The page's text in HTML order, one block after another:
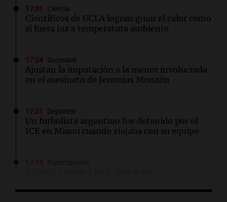
17:31 Ciencia
Científicos de UCLA logran guiar el calor como
si fuera luz a temperatura ambiente
17:24 Sociedad
Ajustan la imputación a la menor involucrada
en el asesinato de Jeremías Monzón
17:21 Deportes
Un futbolista argentino fue detenido por el
ICE en Miami cuando viajaba con su equipo
luchar contra el cáncer